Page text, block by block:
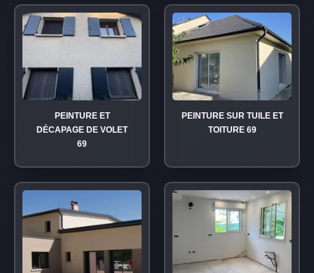
PEINTURE ET
DÉCAPAGE DE VOLET
69
PEINTURE SUR TUILE ET
TOITURE 69